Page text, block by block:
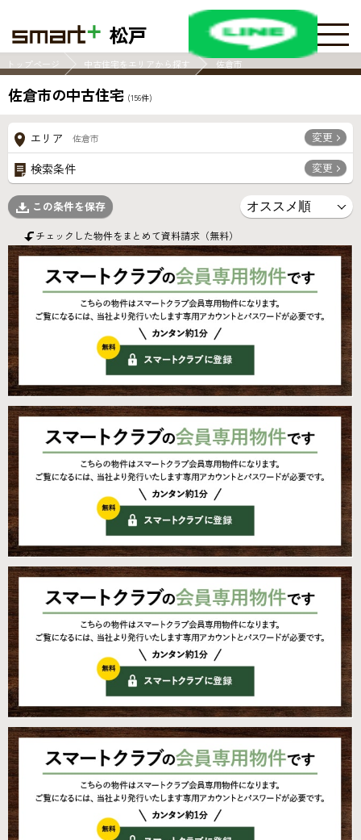
松戸
トップページ 中古住宅をエリアから探す 佐倉市
佐倉市の中古住宅 (156件)
エリア 佐倉市 変更
検索条件 変更
この条件を保存
チェックした物件をまとめて資料請求（無料）